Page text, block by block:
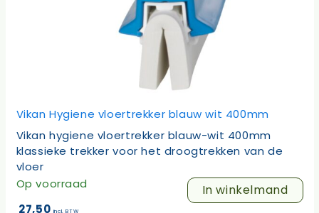
Vikan Hygiene vloertrekker blauw wit 400mm
Vikan hygiene vloertrekker blauw-wit 400mm
klassieke trekker voor het droogtrekken van de
vloer
Op voorraad
In winkelmand
27,50 incl. BTW